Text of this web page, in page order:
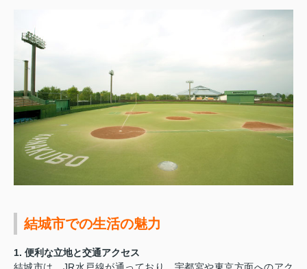
結城市での生活の魅力
1. 便利な立地と交通アクセス